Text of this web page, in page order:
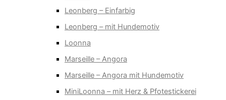
Leonberg – Einfarbig
Leonberg – mit Hundemotiv
Loonna
Marseille – Angora
Marseille – Angora mit Hundemotiv
MiniLoonna – mit Herz & Pfotestickerei